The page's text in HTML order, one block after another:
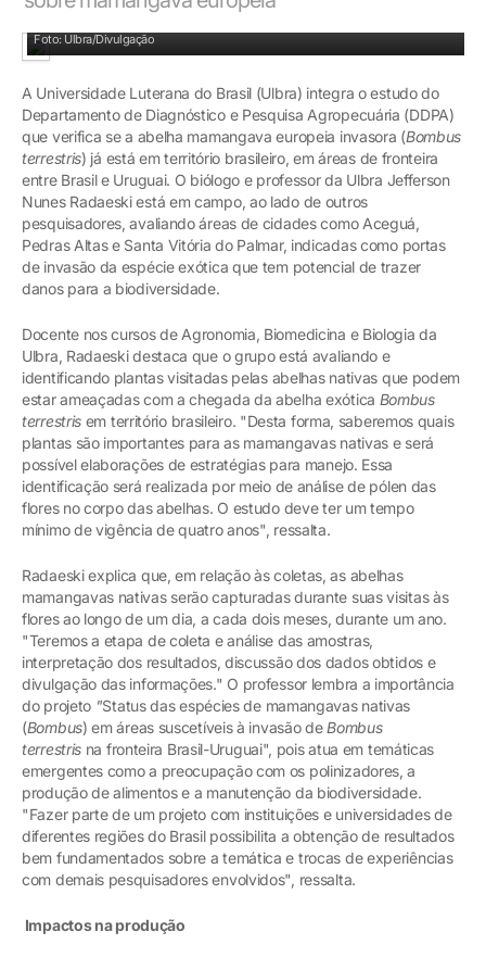
Foto: Ulbra/Divulgação
A Universidade Luterana do Brasil (Ulbra) integra o estudo do
Departamento de Diagnóstico e Pesquisa Agropecuária (DDPA)
que verifica se a abelha mamangava europeia invasora (Bombus
terrestris) já está em território brasileiro, em áreas de fronteira
entre Brasil e Uruguai. O biólogo e professor da Ulbra Jefferson
Nunes Radaeski está em campo, ao lado de outros
pesquisadores, avaliando áreas de cidades como Aceguá,
Pedras Altas e Santa Vitória do Palmar, indicadas como portas
de invasão da espécie exótica que tem potencial de trazer
danos para a biodiversidade.
Docente nos cursos de Agronomia, Biomedicina e Biologia da
Ulbra, Radaeski destaca que o grupo está avaliando e
identificando plantas visitadas pelas abelhas nativas que podem
estar ameaçadas com a chegada da abelha exótica Bombus
terrestris em território brasileiro. "Desta forma, saberemos quais
plantas são importantes para as mamangavas nativas e será
possível elaborações de estratégias para manejo. Essa
identificação será realizada por meio de análise de pólen das
flores no corpo das abelhas. O estudo deve ter um tempo
mínimo de vigência de quatro anos", ressalta.
Radaeski explica que, em relação às coletas, as abelhas
mamangavas nativas serão capturadas durante suas visitas às
flores ao longo de um dia, a cada dois meses, durante um ano.
"Teremos a etapa de coleta e análise das amostras,
interpretação dos resultados, discussão dos dados obtidos e
divulgação das informações." O professor lembra a importância
do projeto "Status das espécies de mamangavas nativas
(Bombus) em áreas suscetíveis à invasão deBombus
terrestris na fronteira Brasil-Uruguai", pois atua em temáticas
emergentes como a preocupação com os polinizadores, a
produção de alimentos e a manutenção da biodiversidade.
"Fazer parte de um projeto com instituições e universidades de
diferentes regiões do Brasil possibilita a obtenção de resultados
bem fundamentados sobre a temática e trocas de experiências
com demais pesquisadores envolvidos", ressalta.
Impactos na produção